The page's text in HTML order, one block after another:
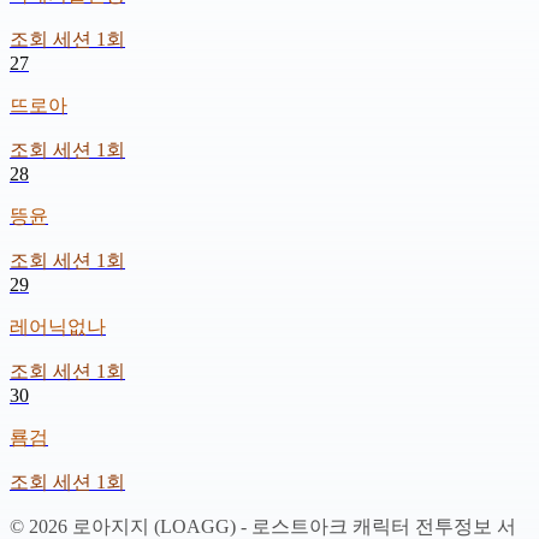
조회 세션 1 회
27
뜨로아
조회 세션 1 회
28
뜽윤
조회 세션 1 회
29
레어닉없나
조회 세션 1 회
30
룜검
조회 세션 1 회
© 2026 로아지지 (LOAGG) - 로스트아크 캐릭터 전투정보 서